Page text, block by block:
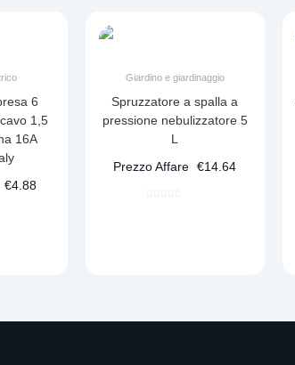
6
1,5
16A
€4.88
Giardino e giardinaggio
Spruzzatore a spalla a
pressione nebulizzatore 5
L
€14.64
Prezzo Affare